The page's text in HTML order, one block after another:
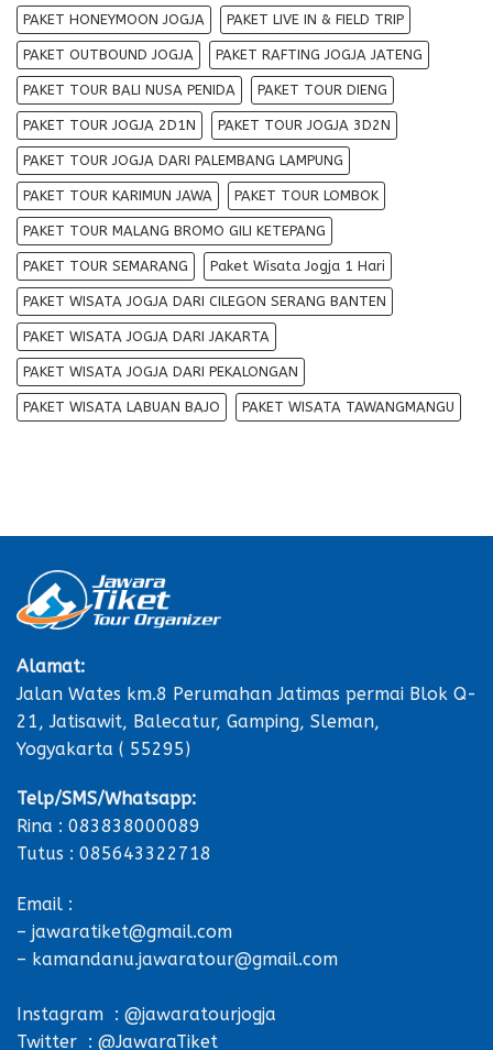
PAKET HONEYMOON JOGJA PAKET LIVE IN & FIELD TRIP
PAKET OUTBOUND JOGJA PAKET RAFTING JOGJA JATENG
PAKET TOUR BALI NUSA PENIDA PAKET TOUR DIENG
PAKET TOUR JOGJA 2D1N PAKET TOUR JOGJA 3D2N
PAKET TOUR JOGJA DARI PALEMBANG LAMPUNG
PAKET TOUR KARIMUN JAWA PAKET TOUR LOMBOK
PAKET TOUR MALANG BROMO GILI KETEPANG
PAKET TOUR SEMARANG Paket Wisata Jogja 1 Hari
PAKET WISATA JOGJA DARI CILEGON SERANG BANTEN
PAKET WISATA JOGJA DARI JAKARTA
PAKET WISATA JOGJA DARI PEKALONGAN
PAKET WISATA LABUAN BAJO PAKET WISATA TAWANGMANGU
Alamat:
Jalan Wates km.8 Perumahan Jatimas permai Blok Q-
21, Jatisawit, Balecatur, Gamping, Sleman,
Yogyakarta ( 55295)
Telp/SMS/Whatsapp:
Rina : 083838000089
Tutus : 085643322718
Email :
– jawaratiket@gmail.com
– kamandanu.jawaratour@gmail.com
Instagram : @jawaratourjogja
Twitter : @JawaraTiket